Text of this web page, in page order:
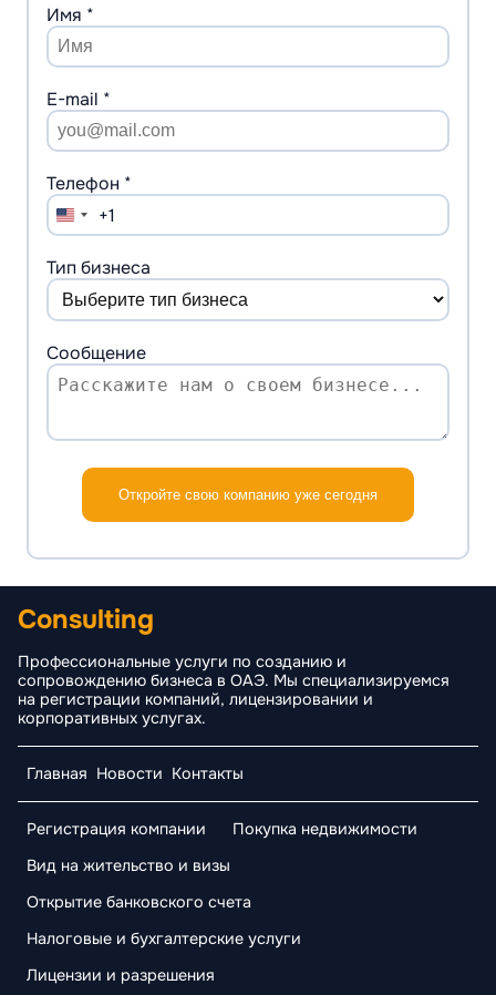
Имя *
E-mail *
Телефон *
United
States
+1
+1
Тип бизнеса
Сообщение
Откройте свою компанию уже сегодня
Consulting
Профессиональные услуги по созданию и
сопровождению бизнеса в ОАЭ. Мы специализируемся
на регистрации компаний, лицензировании и
корпоративных услугах.
Главная Новости Контакты
Регистрация компании
Покупка недвижимости
Вид на жительство и визы
Открытие банковского счета
Налоговые и бухгалтерские услуги
Лицензии и разрешения